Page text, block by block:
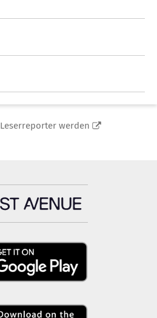
Leserreporter werden